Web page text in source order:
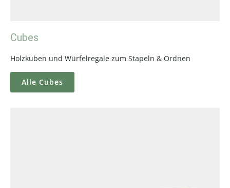
Cubes
Holzkuben und Würfelregale zum Stapeln & Ordnen
Alle Cubes